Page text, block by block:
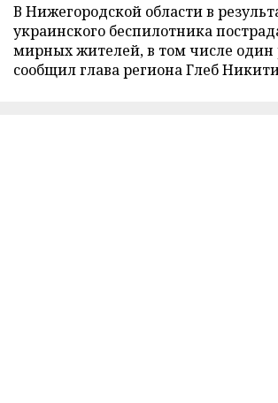
В Нижегородской области в
украинского беспилотника
мирных жителей, в том числе один
сообщил глава региона Глеб